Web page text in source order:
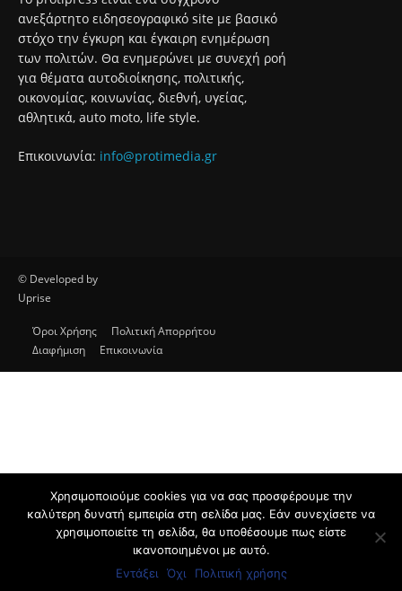
πυρκαγιές περιοχές
7 Αυγούστου 2026
95 ειδικότητες και 860 τμήματα στις Δημόσιες Σ.Α.Ε.Κ. για
το εκπαιδευτικό έτος 2026-2027
7 Αυγούστου 2026
Σχετικά με εμάς
Επικοινωνία:info@protimedia.gr
Χρησιμοποιούμε cookies για να σας προσφέρουμε την
καλύτερη δυνατή εμπειρία στη σελίδα μας. Εάν συνεχίσετε να
χρησιμοποιείτε τη σελίδα, θα υποθέσουμε πως είστε
ικανοποιημένοι με αυτό.
Εντάξει
Όχι Πολιτική χρήσης